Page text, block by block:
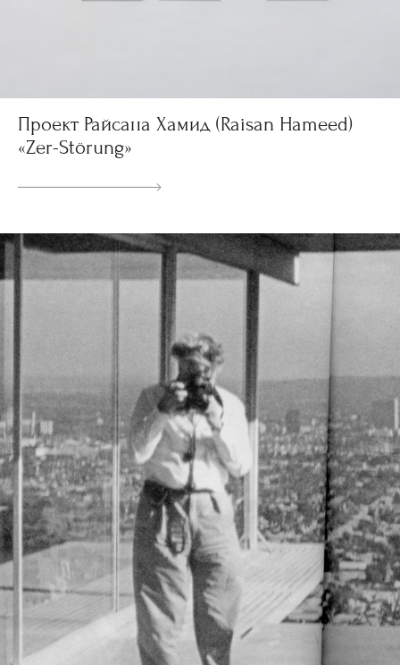
Проект Райсана Хамид (Raisan Hameed)
«Zer-Störung»